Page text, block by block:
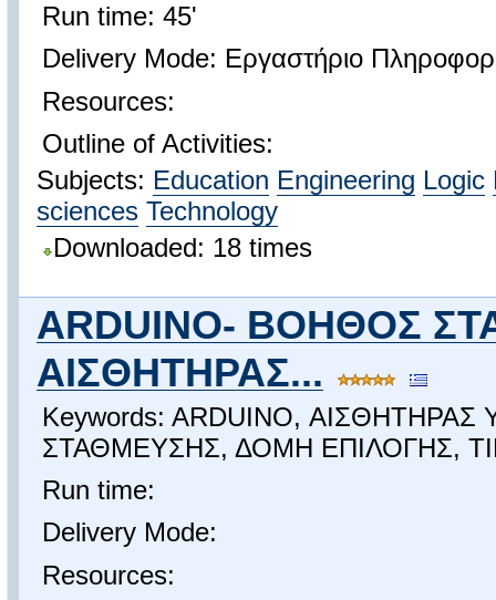
Run time: 45'
Delivery Mode: Εργαστήριο
Resources:
Outline of Activities:
Subjects: Education Engineering Logic
sciences Technology
Downloaded: 18 times
ARDUINO- ΒΟΗΘΟΣ
ΑΙΣΘΗΤΗΡΑΣ...
Keywords: ARDUINO,
ΣΤΑΘΜΕΥΣΗΣ, ΔΟΜΗ ΕΠΙΛΟΓΗΣ,
Run time:
Delivery Mode:
Resources: